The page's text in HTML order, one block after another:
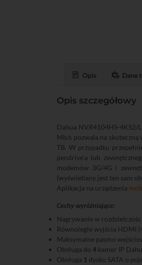
Opis Dane
Opis szczegółowy
Dahua NVR4104HS-4KS2/
Mb/s pozwala na
TB. W przypadku
pendrive'a lub
modemów 3G/4G i
(wyświetlany jest ten sam
Aplikacja na urządzenia
Cechy wyróżniające:
Nagrywanie w
Równoległe wyjścia HDMI
Maksymalne pasmo
Obsługa do 4 kamer IP
Obsługa 1 dysku SATA o